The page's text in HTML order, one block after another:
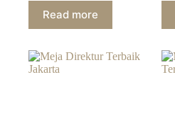
Read more